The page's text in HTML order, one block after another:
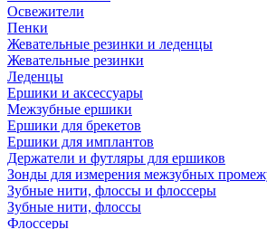
Освежители
Пенки
Жевательные резинки и леденцы
Жевательные резинки
Леденцы
Ершики и аксессуары
Межзубные ершики
Ершики для брекетов
Ершики для имплантов
Держатели и футляры для ершиков
Зонды для измерения межзубных
Зубные нити, флоссы и флоссеры
Зубные нити, флоссы
Флоссеры